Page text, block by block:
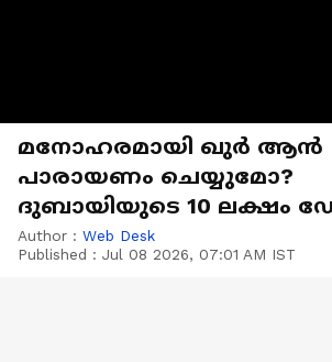
മനോഹരമായി ഖുർ ആൻ
പാരായണം ചെയ്യുമോ?
ദുബായിയുടെ 10 ലക്ഷം
സമ്മാനം നേടാം
Author : Web Desk
Published : Jul 08 2026, 07:01 AM IST